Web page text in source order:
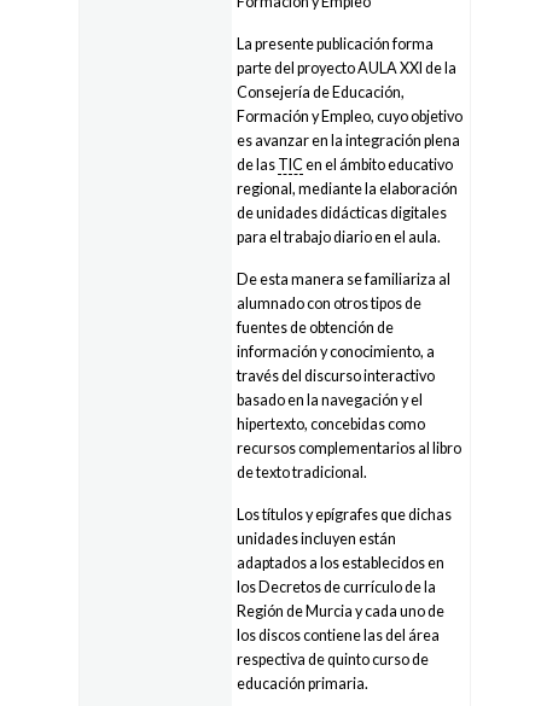
La presente publicación forma
parte del proyecto AULA XXI de la
Consejería de Educación,
Formación y Empleo, cuyo objetivo
es avanzar en la integración plena
de las TIC en el ámbito educativo
regional, mediante la elaboración
de unidades didácticas digitales
para el trabajo diario en el aula.
De esta manera se familiariza al
alumnado con otros tipos de
fuentes de obtención de
información y conocimiento, a
través del discurso interactivo
basado en la navegación y el
hipertexto, concebidas como
recursos complementarios al libro
de texto tradicional.
Los títulos y epígrafes que dichas
unidades incluyen están
adaptados a los establecidos en
los Decretos de currículo de la
Región de Murcia y cada uno de
los discos contiene las del área
respectiva de quinto curso de
educación primaria.